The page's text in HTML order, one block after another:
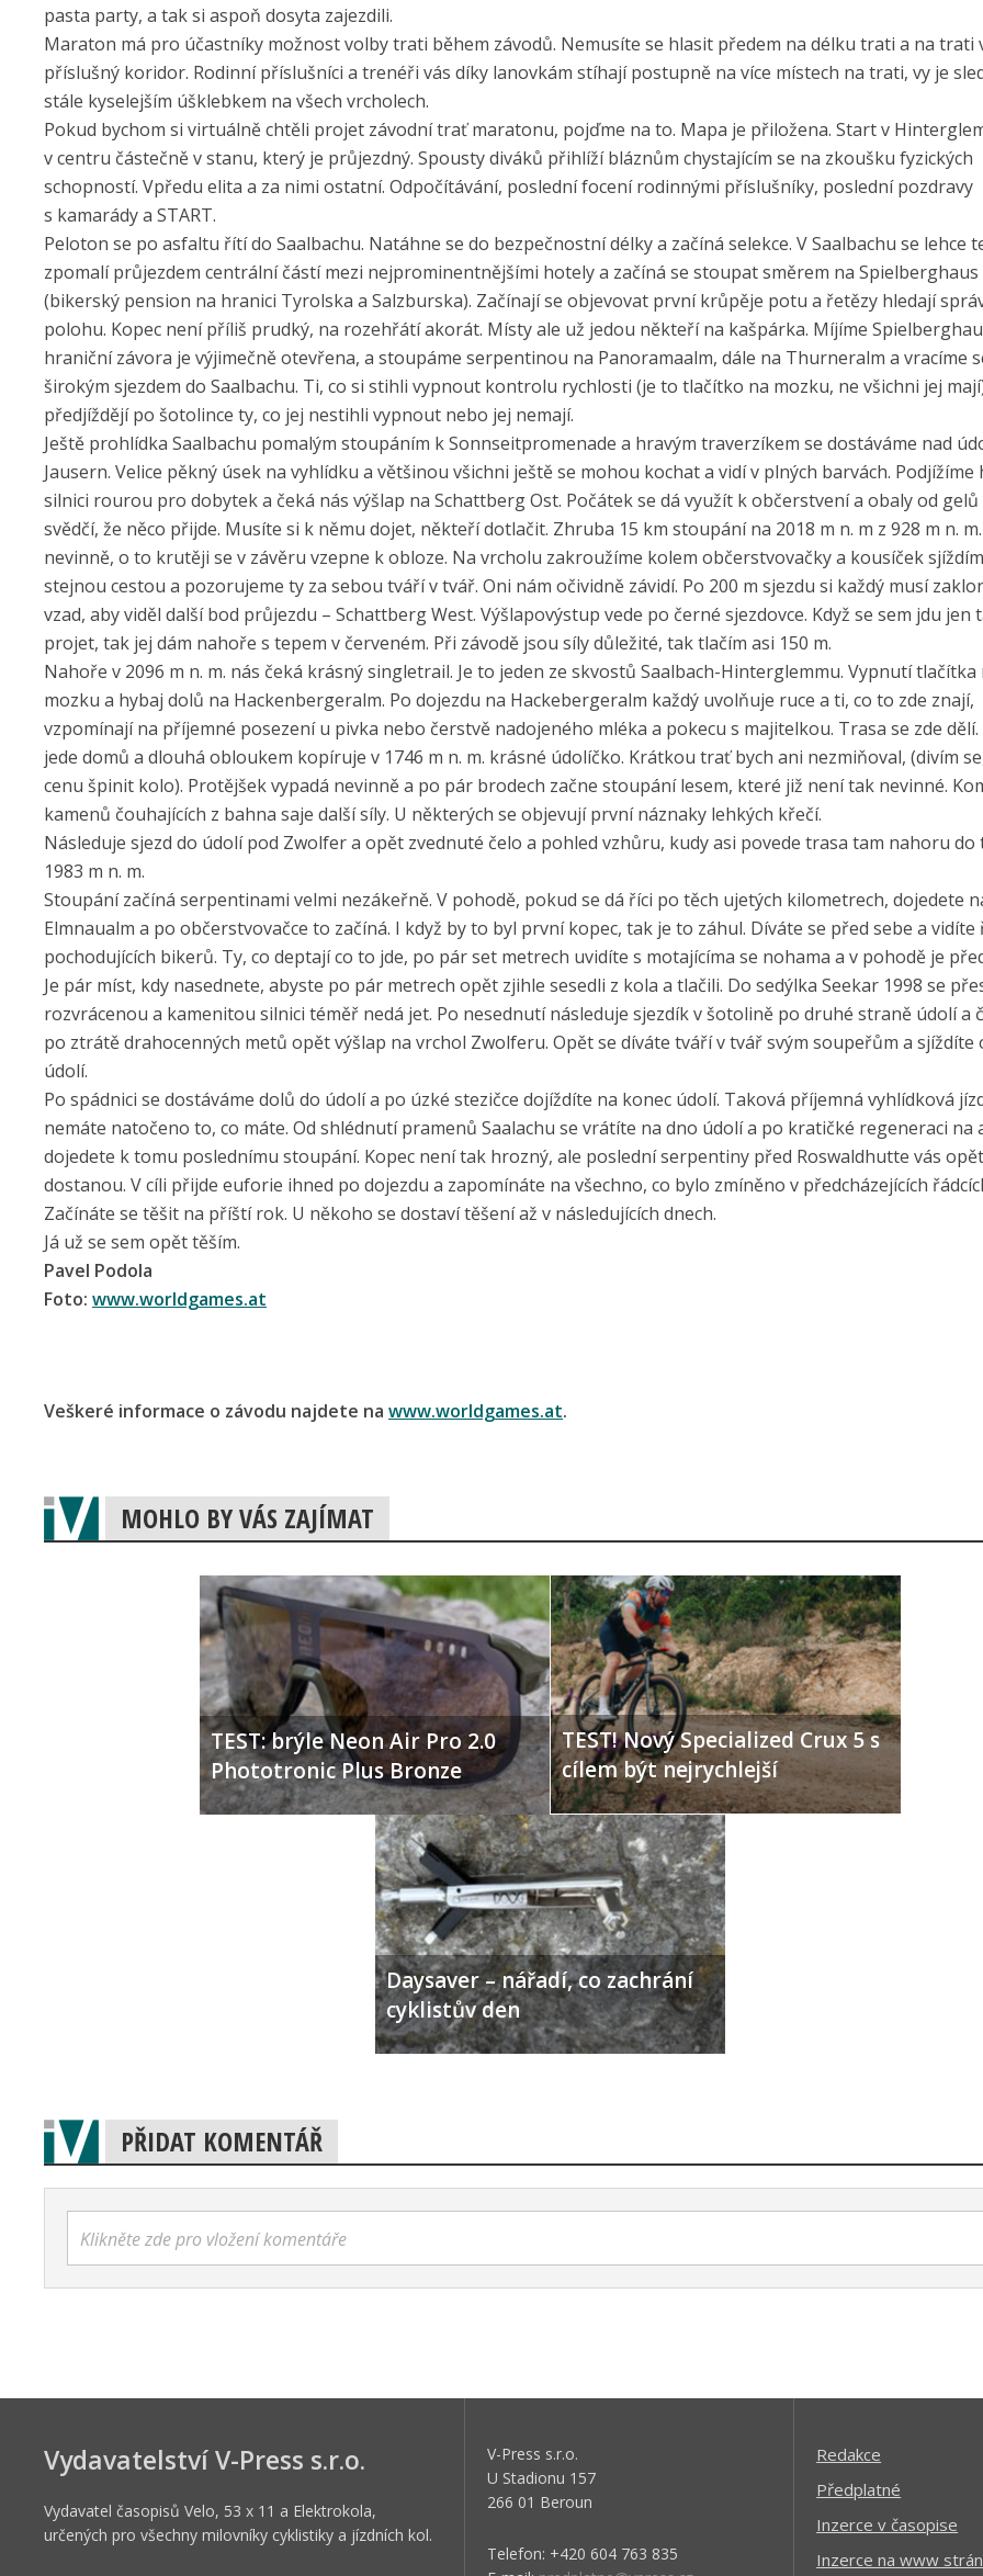
pasta party, a tak si aspoň dosyta zajezdili.
Maraton má pro účastníky možnost volby trati během závodů. Nemusíte se hlasit předem na délku trati a na trati
příslušný koridor. Rodinní příslušníci a trenéři vás díky lanovkám stíhají postupně na více místech na trati, vy je
stále kyselejším úšklebkem na všech vrcholech.
Pokud bychom si virtuálně chtěli projet závodní trať maratonu, pojďme na to. Mapa je přiložena. Start v
v centru částečně v stanu, který je průjezdný. Spousty diváků přihlíží bláznům chystajícím se na zkoušku fyzických
schopností. Vpředu elita a za nimi ostatní. Odpočítávání, poslední focení rodinnými příslušníky, poslední pozdravy
s kamarády a START.
Peloton se po asfaltu řítí do Saalbachu. Natáhne se do bezpečnostní délky a začíná selekce. V Saalbachu se lehce
zpomalí průjezdem centrální částí mezi nejprominentnějšími hotely a začíná se stoupat směrem na Spielberghaus
(bikerský pension na hranici Tyrolska a Salzburska). Začínají se objevovat první krůpěje potu a řetězy hledají
polohu. Kopec není příliš prudký, na rozehřátí akorát. Místy ale už jedou někteří na kašpárka. Míjíme
hraniční závora je výjimečně otevřena, a stoupáme serpentinou na Panoramaalm, dále na Thurneralm a vracíme
širokým sjezdem do Saalbachu. Ti, co si stihli vypnout kontrolu rychlosti (je to tlačítko na mozku, ne všichni jej
předjíždějí po šotolince ty, co jej nestihli vypnout nebo jej nemají.
Ještě prohlídka Saalbachu pomalým stoupáním k Sonnseitpromenade a hravým traverzíkem se dostáváme nad
Jausern. Velice pěkný úsek na vyhlídku a většinou všichni ještě se mohou kochat a vidí v plných barvách. Podjížíme
silnici rourou pro dobytek a čeká nás výšlap na Schattberg Ost. Počátek se dá využít k občerstvení a obaly od gelů
svědčí, že něco přijde. Musíte si k němu dojet, někteří dotlačit. Zhruba 15 km stoupání na 2018 m n. m z 928 m n.
nevinně, o to krutěji se v závěru vzepne k obloze. Na vrcholu zakroužíme kolem občerstvovačky a kousíček
stejnou cestou a pozorujeme ty za sebou tváří v tvář. Oni nám očividně závidí. Po 200 m sjezdu si každý musí
vzad, aby viděl další bod průjezdu – Schattberg West. Výšlapovýstup vede po černé sjezdovce. Když se sem jdu jen
projet, tak jej dám nahoře s tepem v červeném. Při závodě jsou síly důležité, tak tlačím asi 150 m.
Nahoře v 2096 m n. m. nás čeká krásný singletrail. Je to jeden ze skvostů Saalbach-Hinterglemmu. Vypnutí tlačítka
mozku a hybaj dolů na Hackenbergeralm. Po dojezdu na Hackebergeralm každý uvolňuje ruce a ti, co to zde znají,
vzpomínají na příjemné posezení u pivka nebo čerstvě nadojeného mléka a pokecu s majitelkou. Trasa se zde
jede domů a dlouhá obloukem kopíruje v 1746 m n. m. krásné údolíčko. Krátkou trať bych ani nezmiňoval, (divím
cenu špinit kolo). Protějšek vypadá nevinně a po pár brodech začne stoupání lesem, které již není tak nevinné.
kamenů čouhajících z bahna saje další síly. U některých se objevují první náznaky lehkých křečí.
Následuje sjezd do údolí pod Zwolfer a opět zvednuté čelo a pohled vzhůru, kudy asi povede trasa tam nahoru do
1983 m n. m.
Stoupání začíná serpentinami velmi nezákeřně. V pohodě, pokud se dá říci po těch ujetých kilometrech, dojedete
Elmnaualm a po občerstvovačce to začíná. I když by to byl první kopec, tak je to záhul. Díváte se před sebe a vidíte
pochodujících bikerů. Ty, co deptají co to jde, po pár set metrech uvidíte s motajícíma se nohama a v pohodě je
Je pár míst, kdy nasednete, abyste po pár metrech opět zjihle sesedli z kola a tlačili. Do sedýlka Seekar 1998 se
rozvrácenou a kamenitou silnici téměř nedá jet. Po nesednutí následuje sjezdík v šotolině po druhé straně údolí a
po ztrátě drahocenných metů opět výšlap na vrchol Zwolferu. Opět se díváte tváří v tvář svým soupeřům a sjíždíte
údolí.
Po spádnici se dostáváme dolů do údolí a po úzké stezičce dojíždíte na konec údolí. Taková příjemná vyhlídková
nemáte natočeno to, co máte. Od shlédnutí pramenů Saalachu se vrátíte na dno údolí a po kratičké regeneraci na
dojedete k tomu poslednímu stoupání. Kopec není tak hrozný, ale poslední serpentiny před Roswaldhutte vás opět
dostanou. V cíli přijde euforie ihned po dojezdu a zapomínáte na všechno, co bylo zmíněno v předcházejících
Začínáte se těšit na příští rok. U někoho se dostaví těšení až v následujících dnech.
Já už se sem opět těším.
Pavel Podola
Foto: www.worldgames.at
Veškeré informace o závodu najdete na www.worldgames.at.
MOHLO BY VÁS ZAJÍMAT
TEST: brýle Neon Air Pro 2.0
Phototronic Plus Bronze
TEST! Nový Specialized Crux 5 s
cílem být nejrychlejší
Daysaver – nářadí, co zachrání
cyklistův den
PŘIDAT KOMENTÁŘ
Klikněte zde pro vložení komentáře
Vydavatelství V-Press s.r.o.
Vydavatel časopisů Velo, 53 x 11 a Elektrokola,
určených pro všechny milovníky cyklistiky a jízdních kol.
V-Press s.r.o.
U Stadionu 157
266 01 Beroun
Telefon: +420 604 763 835
Redakce
Předplatné
Inzerce v časopise
Inzerce na www